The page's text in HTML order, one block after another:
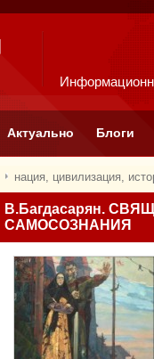
Актуально Блоги
нация, цивилизация,
В.Багдасарян.
САМОСОЗНАНИЯ